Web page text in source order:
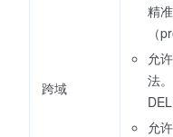
跨域
精
（
允
法
允